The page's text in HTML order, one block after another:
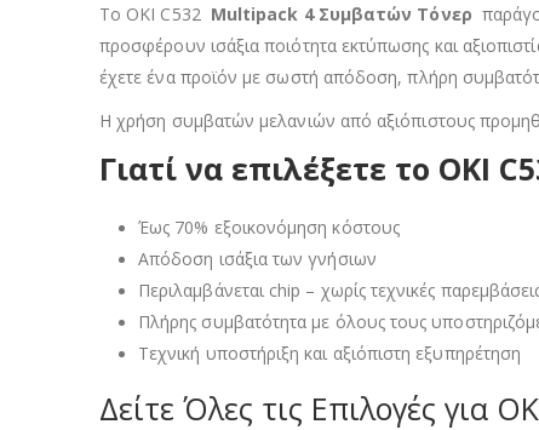
Τo OKI C532 Multipack 4 Συμβατών Τόνερ
προσφέρουν ισάξια ποιότητα εκτύπωσης και
έχετε ένα προϊόν με σωστή απόδοση, πλήρη
Η χρήση συμβατών μελανιών από αξιόπιστους
Γιατί να επιλέξετε το OKI
Έως 70% εξοικονόμηση κόστους
Απόδοση ισάξια των γνήσιων
Περιλαμβάνεται chip – χωρίς τεχνικές
Πλήρης συμβατότητα με όλους τους
Τεχνική υποστήριξη και αξιόπιστη εξυπηρέτηση
Δείτε Όλες τις Επιλογές για